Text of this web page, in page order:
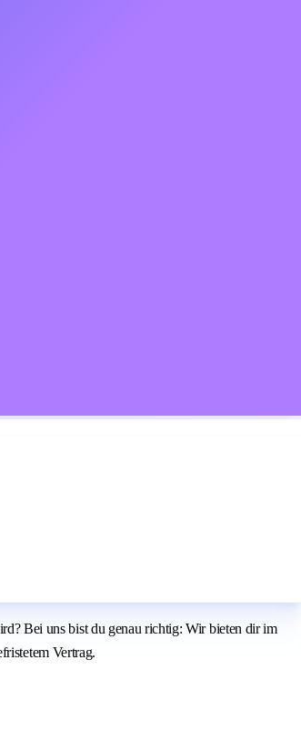
Bei uns bist du genau richtig: Wir bieten dir im
Vertrag.